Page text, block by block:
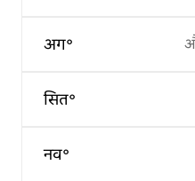
अग॰
सित॰
नव॰